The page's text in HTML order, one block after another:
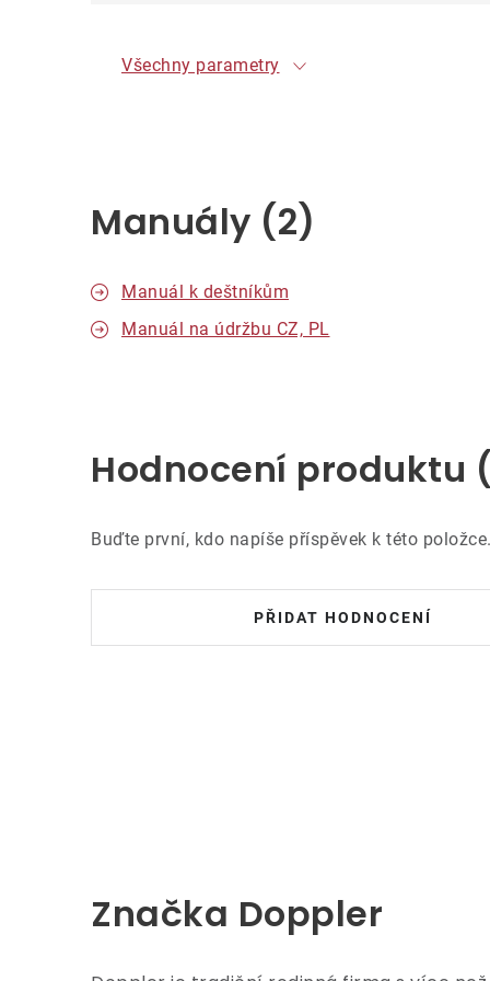
Všechny parametry
Manuály (2)
Manuál k deštníkům
Manuál na údržbu CZ, PL
Hodnocení produktu
Buďte první, kdo napíše příspěvek k této
PŘIDAT HODNOCENÍ
Značka Doppler